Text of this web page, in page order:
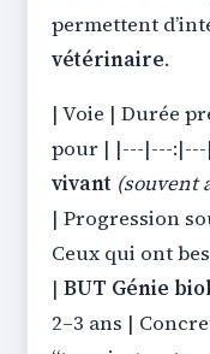
permettent
vétérinaire.
| Voie | Durée
pour | |---|---
vivant (souvent
| Progression
Ceux qui ont
|BUT Génie
2–3 ans |